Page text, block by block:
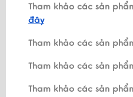
Tham khảo các sản
đây
Tham khảo các sản
Tham khảo các sản
Tham khảo các sản